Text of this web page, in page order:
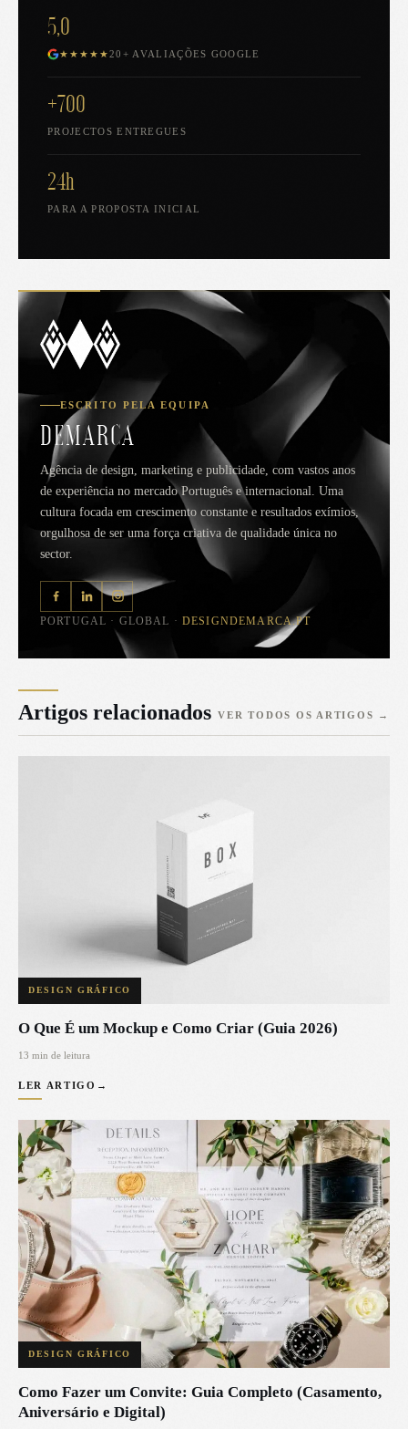
5,0
★★★★★20+ AVALIAÇÕES GOOGLE
+700
PROJECTOS ENTREGUES
24h
PARA A PROPOSTA INICIAL
ESCRITO PELA EQUIPA
DEMARCA
Agência de design, marketing e publicidade, com vastos anos
de experiência no mercado Português e internacional. Uma
cultura focada em crescimento constante e resultados exímios,
orgulhosa de ser uma força criativa de qualidade única no
sector.
PORTUGAL · GLOBAL · DESIGNDEMARCA.PT
Artigos relacionados VER TODOS OS ARTIGOS →
DESIGN GRÁFICO
O Que É um Mockup e Como Criar (Guia 2026)
13 min de leitura
LER ARTIGO →
DESIGN GRÁFICO
Como Fazer um Convite: Guia Completo (Casamento,
Aniversário e Digital)